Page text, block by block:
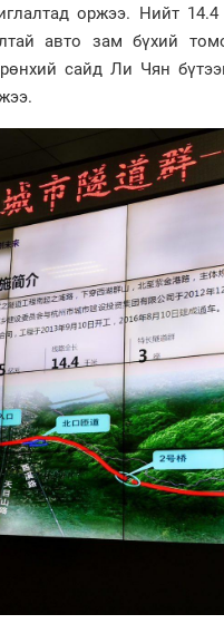
оржээ. Нийт
авто зам бүхий
сайд Ли Чян